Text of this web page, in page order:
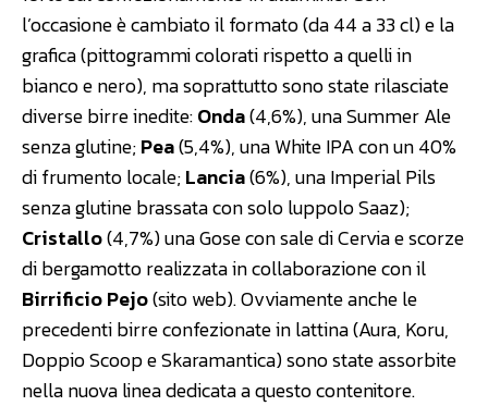
l’occasione è cambiato il formato (da 44 a 33 cl) e la
grafica (pittogrammi colorati rispetto a quelli in
bianco e nero), ma soprattutto sono state rilasciate
diverse birre inedite:Onda(4,6%), una Summer Ale
senza glutine;Pea(5,4%), una White IPA con un 40%
di frumento locale;Lancia(6%), una Imperial Pils
senza glutine brassata con solo luppolo Saaz);
Cristallo(4,7%) una Gose con sale di Cervia e scorze
di bergamotto realizzata in collaborazione con il
Birrificio Pejo(sito web). Ovviamente anche le
precedenti birre confezionate in lattina (Aura, Koru,
Doppio Scoop e Skaramantica) sono state assorbite
nella nuova linea dedicata a questo contenitore.